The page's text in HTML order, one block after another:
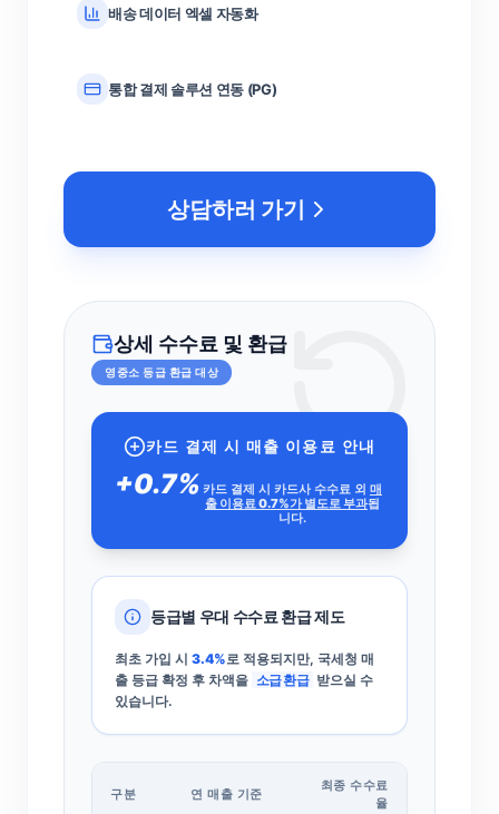
배송 데이터 엑셀 자동화
통합 결제 솔루션 연동 (PG)
상담하러 가기
상세 수수료 및 환급
영중소 등급 환급 대상
카드 결제 시 매출 이용료 안내
+0.7% 카드 결제 시 카드사 수수료 외 매
출 이용료 0.7%가 별도로 부과됩
니다.
등급별 우대 수수료 환급 제도
최초 가입 시 3.4%로 적용되지만, 국세청 매
출 등급 확정 후 차액을 소급 환급 받으실 수
있습니다.
구분 연 매출 기준
최종 수수료
율